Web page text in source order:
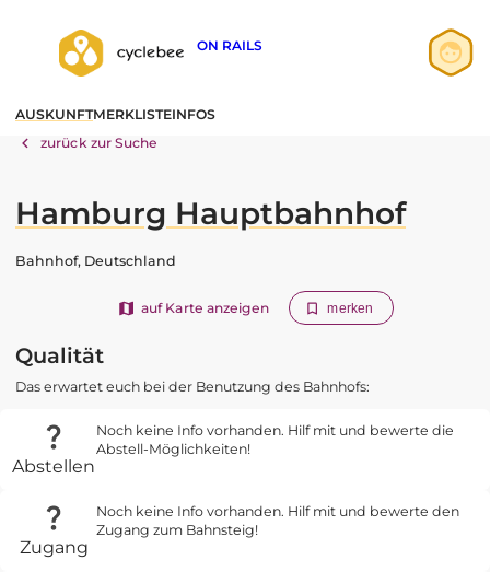
ON RAILS
AUSKUNFTMERKLISTEINFOS
zurück zur Suche
Hamburg Hauptbahnhof
Bahnhof, Deutschland
auf Karte anzeigen merken
Qualität
Das erwartet euch bei der Benutzung des Bahnhofs:
Abstellen
Noch keine Info vorhanden. Hilf mit und bewerte die
Abstell-Möglichkeiten!
Zugang
Noch keine Info vorhanden. Hilf mit und bewerte den
Zugang zum Bahnsteig!